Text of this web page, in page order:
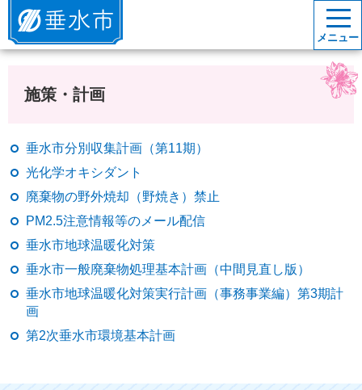
垂水市
メニュー
施策・計画
垂水市分別収集計画（第11期）
光化学オキシダント
廃棄物の野外焼却（野焼き）禁止
PM2.5注意情報等のメール配信
垂水市地球温暖化対策
垂水市一般廃棄物処理基本計画（中間見直し版）
垂水市地球温暖化対策実行計画（事務事業編）第3期計
画
第2次垂水市環境基本計画